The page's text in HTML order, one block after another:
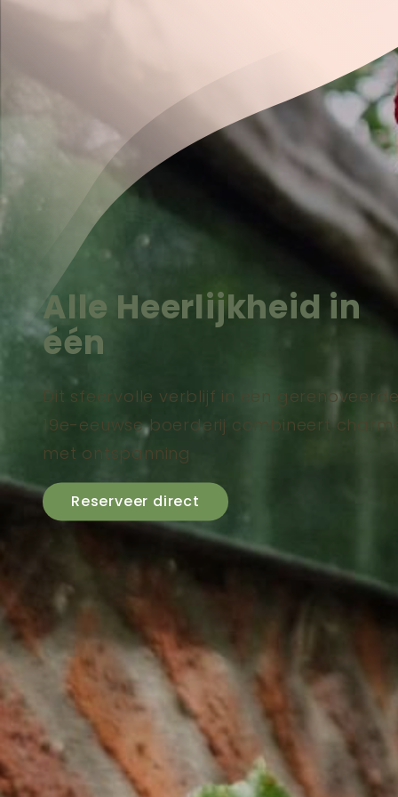
Alle Heerlijkheid in
één
Dit sfeervolle verblijf in een
19e-eeuwse boerderij combineert
met ontspanning
Reserveer direct